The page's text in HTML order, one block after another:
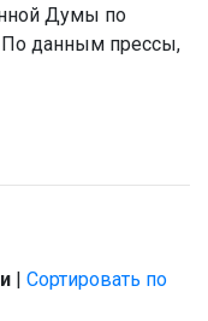
Думы по
данным прессы,
| Сортировать по